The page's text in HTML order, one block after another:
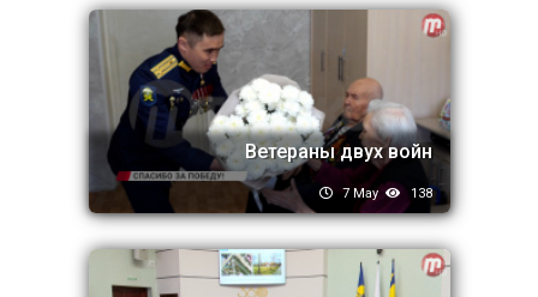
Ветераны двух войн
7 May 138